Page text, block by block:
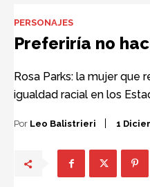
PERSONAJES
Preferiría no
Rosa Parks: la mujer que
igualdad racial en los
Por Leo Balistrieri 1